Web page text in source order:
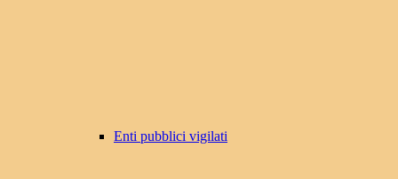
Enti pubblici vigilati